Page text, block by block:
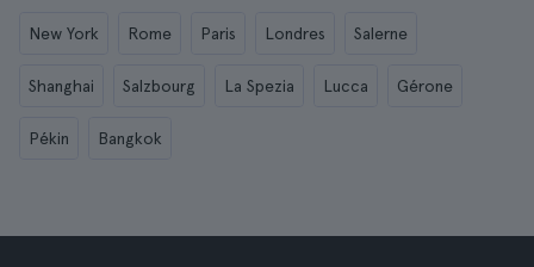
New York Rome Paris Londres Salerne
Shanghai Salzbourg La Spezia Lucca Gérone
Pékin Bangkok